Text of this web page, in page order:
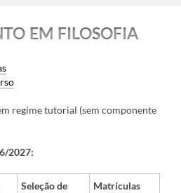
EM FILOSOFIA
regime tutorial (sem componente
2027:
Seleção de
Matrículas​